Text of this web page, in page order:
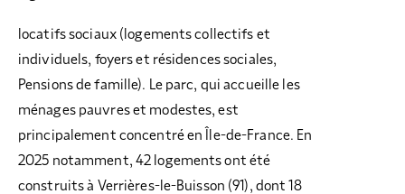
locatifs sociaux (logements collectifs et
individuels, foyers et résidences sociales,
Pensions de famille). Le parc, qui accueille les
ménages pauvres et modestes, est
principalement concentré en Île-de-France. En
2025 notamment, 42 logements ont été
construits à Verrières-le-Buisson (91), dont 18